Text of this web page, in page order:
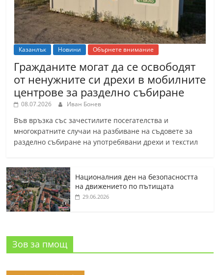
Казанлък Новини Обърнете внимание
Гражданите могат да се освободят
от ненужните си дрехи в мобилните
центрове за разделно събиране
08.07.2026 Иван Бонев
Във връзка със зачестилите посегателства и
многократните случаи на разбиване на съдовете за
разделно събиране на употребявани дрехи и текстил
Националния ден на безопасността
на движението по пътищата
29.06.2026
Зов за пмощ